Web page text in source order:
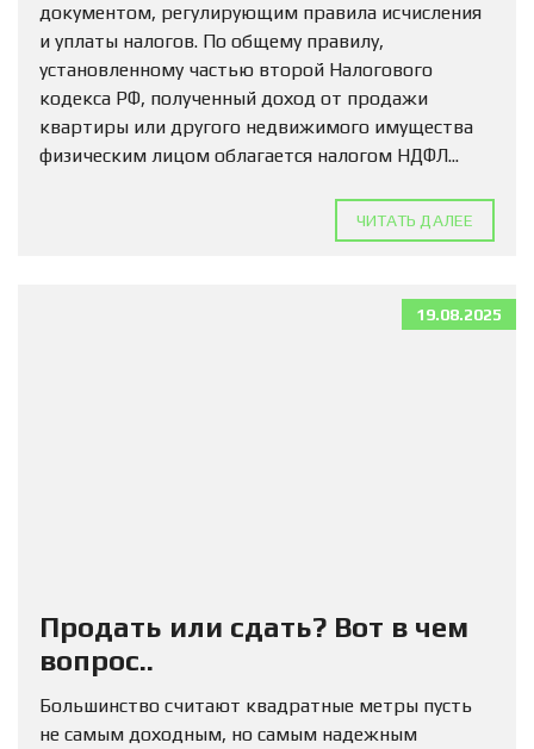
документом, регулирующим правила исчисления
и уплаты налогов. По общему правилу,
установленному частью второй Налогового
кодекса РФ, полученный доход от продажи
квартиры или другого недвижимого имущества
физическим лицом облагается налогом НДФЛ...
ЧИТАТЬ ДАЛЕЕ
19.08.2025
Продать или сдать? Вот в чем
вопрос..
Большинство считают квадратные метры пусть
не самым доходным, но самым надежным